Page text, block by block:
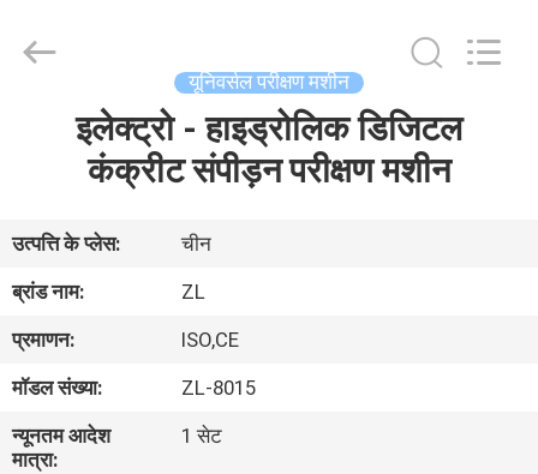
वीडियो
हमारे
बारे
में
Technology
यूनिवर्सल परीक्षण मशीन
इलेक्ट्रो - हाइड्रोलिक डिजिटल
कंक्रीट संपीड़न परीक्षण मशीन
उत्पत्ति के प्लेस:
चीन
ब्रांड नाम:
ZL
प्रमाणन:
ISO,CE
मॉडल संख्या:
ZL-8015
न्यूनतम आदेश
मात्रा:
1 सेट